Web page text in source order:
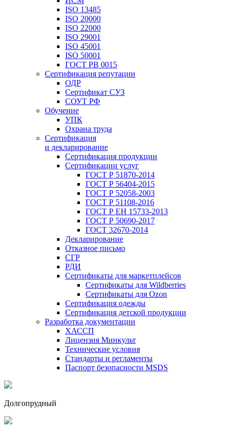
ISO 13485
ISO 20000
ISO 22000
ISO 29001
ISO 45001
ISO 50001
ГОСТ РВ 0015
Сертификация репутации
ОДР
Сертификат СУЗ
СОУТ РФ
Обучение
УПК
Охрана труда
Сертификация
и декларирование
Сертификация продукции
Сертификации услуг
ГОСТ Р 51870-2014
ГОСТ Р 56404-2015
ГОСТ Р 52058-2003
ГОСТ Р 51108-2016
ГОСТ Р ЕН 15733-2013
ГОСТ Р 50690-2017
ГОСТ 32670-2014
Декларирование
Отказное письмо
СГР
РДИ
Сертификаты для маркетплейсов
Сертификаты для Wildberries
Сертификаты для Ozon
Сертификация одежды
Сертификация детской продукции
Разработка документации
ХАССП
Лицензия Минкульт
Технические условия
Стандарты и регламенты
Паспорт безопасности MSDS
Долгопрудный